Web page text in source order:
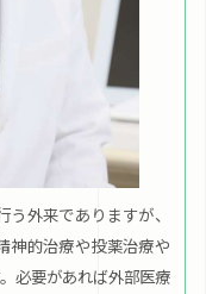
外来でありますが、
神的治療や投薬治療や
必要があれば外部医療